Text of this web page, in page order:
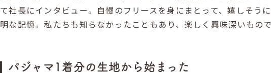
て社長にインタビュー。自慢のフリースを身にまとって、嬉しそう
明な記憶。私たちも知らなかったこともあり、楽しく興味深いもの
パジャマ1着分の生地から始まった